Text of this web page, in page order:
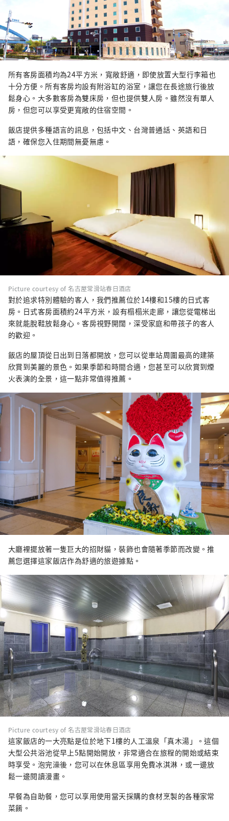
所有客房面積均為24平方米，寬敞舒適，即使放置大型行李箱也
十分方便。所有客房均設有附浴缸的浴室，讓您在長途旅行後放
鬆身心。大多數客房為雙床房，但也提供雙人房。雖然沒有單人
房，但您可以享受更寬敞的住宿空間。
飯店提供多種語言的訊息，包括中文、台灣普通話、英語和日
語，確保您入住期間無憂無慮。
Picture courtesy of 名古屋常滑站春日酒店
對於追求特別體驗的客人，我們推薦位於14樓和15樓的日式客
房。日式客房面積約24平方米，設有榻榻米走廊，讓您從電梯出
來就能脫鞋放鬆身心。客房視野開闊，深受家庭和帶孩子的客人
的歡迎。
飯店的屋頂從日出到日落都開放，您可以從車站周圍最高的建築
欣賞到美麗的景色。如果季節和時間合適，您甚至可以欣賞到煙
火表演的全景，這一點非常值得推薦。
大廳裡擺放著一隻巨大的招財貓，裝飾也會隨著季節而改變。推
薦您選擇這家飯店作為舒適的旅遊據點。
Picture courtesy of 名古屋常滑站春日酒店
這家飯店的一大亮點是位於地下1樓的人工溫泉「真木湯」。這個
大型公共浴池從早上5點開始開放，非常適合在旅程的開始或結束
時享受。泡完澡後，您可以在休息區享用免費冰淇淋，或一邊放
鬆一邊閱讀漫畫。
早餐為自助餐，您可以享用使用當天採購的食材烹製的各種家常
菜餚。